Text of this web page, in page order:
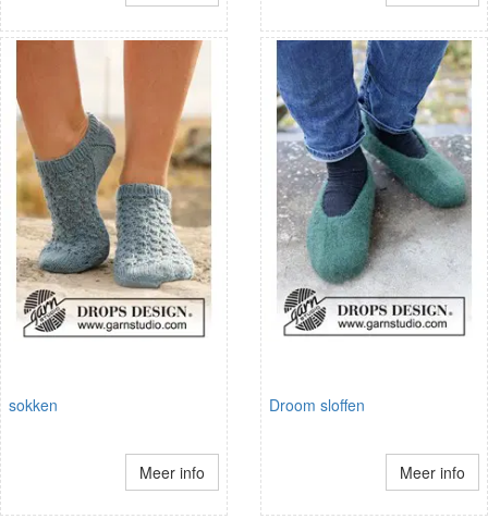
sokken
Meer info
Droom sloffen
Meer info